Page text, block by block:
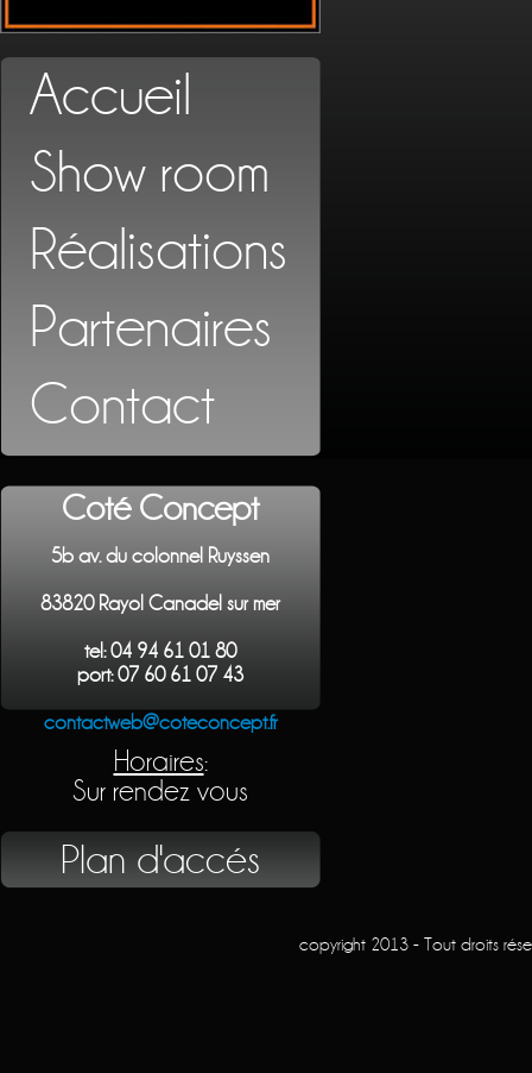
Accueil
Show room
Réalisations
Partenaires
Contact
Coté Concept
5b av. du colonnel Ruyssen
83820 Rayol Canadel sur mer
tel: 04 94 61 01 80
port: 07 60 61 07 43
contactweb@coteconcept.fr
Horaires:
Sur rendez vous
Plan d'accés
copyright 2013 - Tout droits